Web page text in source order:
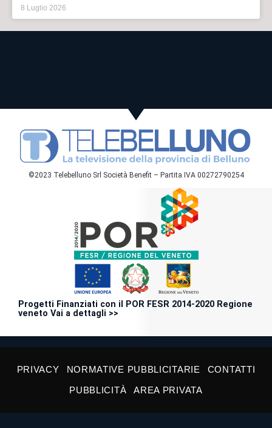
8 Luglio 2026
©2023 Telebelluno Srl Società Benefit – Partita IVA 00272790254
Progetti Finanziati con il POR FESR 2014-2020 Regione
veneto Vai a dettagli >>
PRIVACY NORMATIVE PUBBLICITARIE
CONTATTI
PUBBLICITÀ
AREA PRIVATA